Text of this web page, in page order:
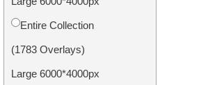
Entire Collection
(1783 Overlays)
Large 6000*4000px